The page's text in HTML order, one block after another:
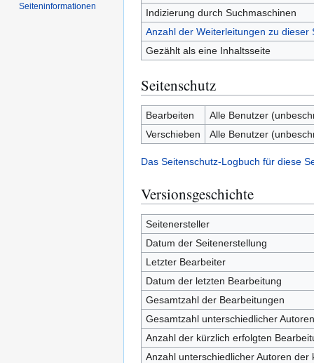
Indizierung durch Suchmaschinen
Anzahl der Weiterleitungen zu dieser
Gezählt als eine Inhaltsseite
Seitenschutz
Bearbeiten
Alle Benutzer
Verschieben
Alle Benutzer
Das Seitenschutz-Logbuch für diese
Versionsgeschichte
Seitenersteller
Datum der Seitenerstellung
Letzter Bearbeiter
Datum der letzten Bearbeitung
Gesamtzahl der Bearbeitungen
Gesamtzahl unterschiedlicher Autoren
Anzahl der kürzlich erfolgten
Anzahl unterschiedlicher Autoren
Seiten­­informationen